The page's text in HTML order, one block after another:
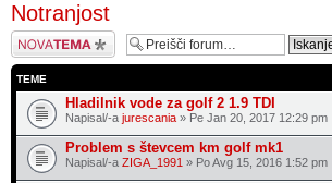
Notranjost
Napiši novo temo
TEME
Hladilnik vode za golf 2 1.9 TDI
Napisal/-a jurescania » Pe Jan 20, 2017 12:29 pm
Problem s števcem km golf mk1
Napisal/-a ZIGA_1991 » Po Avg 15, 2016 1:52 pm